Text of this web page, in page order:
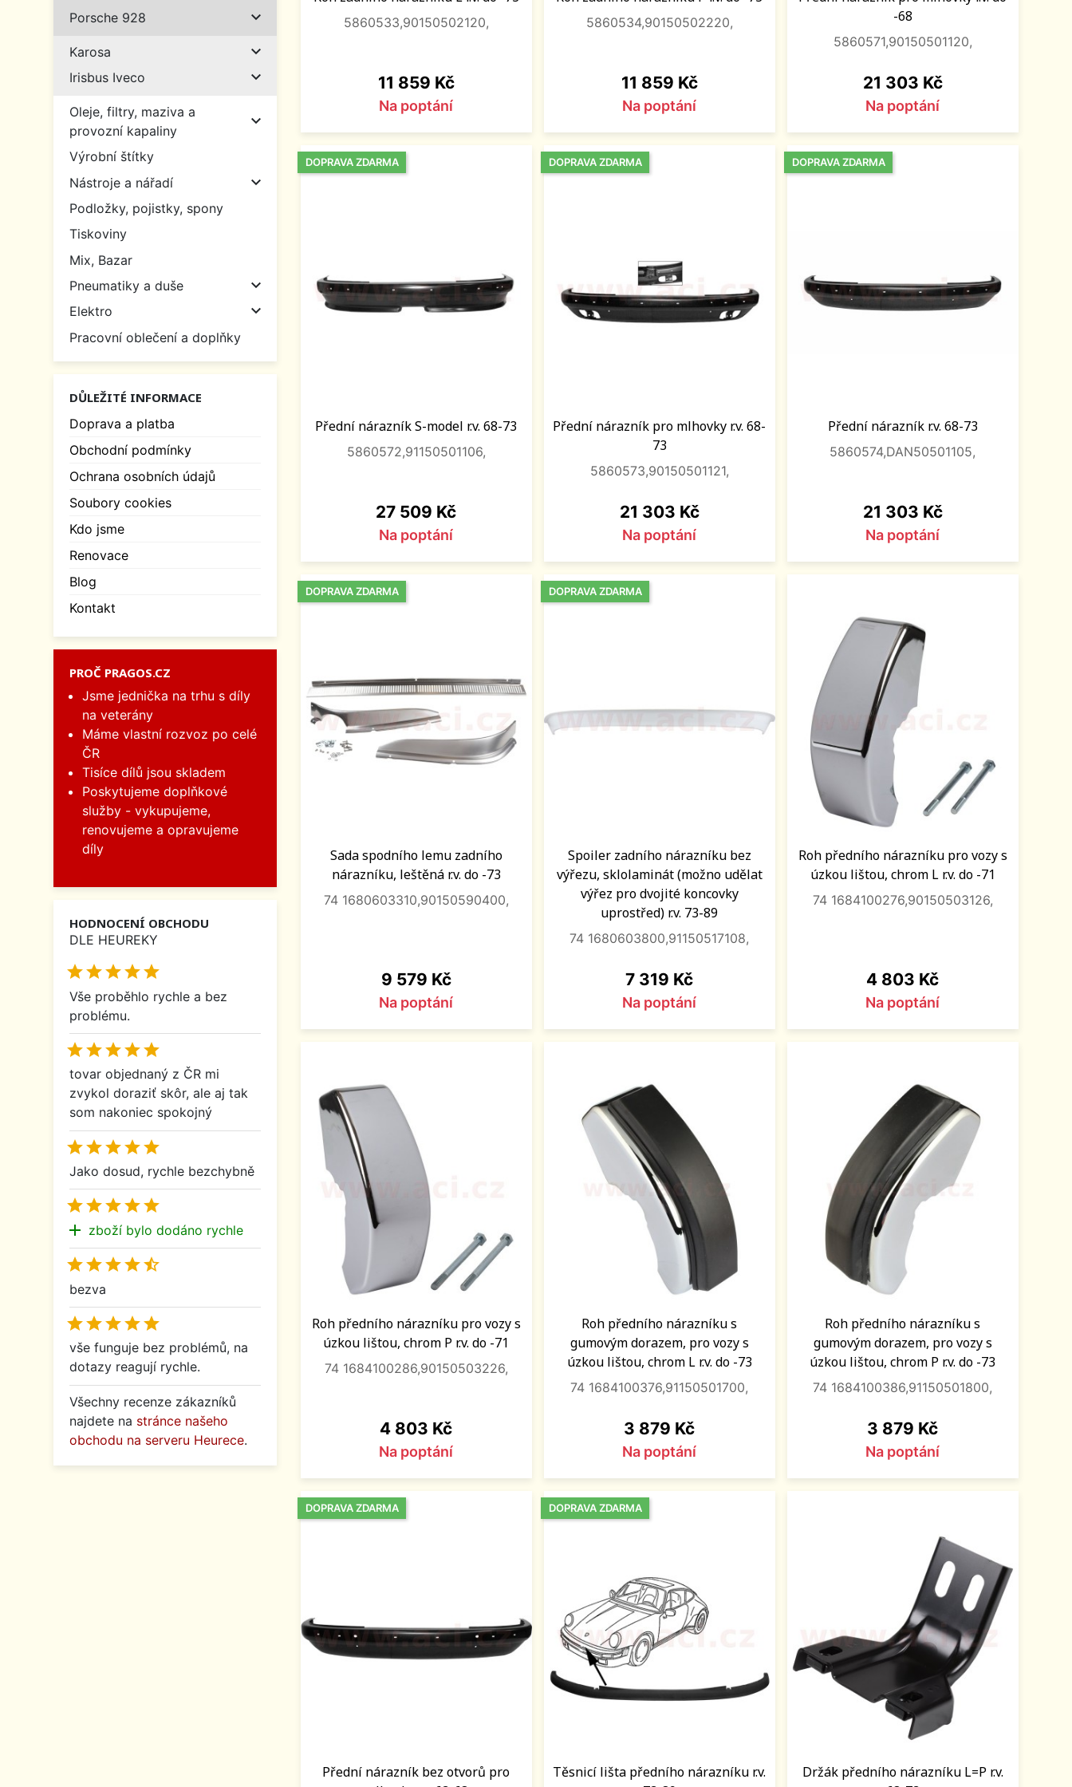
Porsche 928 
Karosa 
Irisbus Iveco 
Oleje, filtry, maziva a
provozní kapaliny

Výrobní štítky
Nástroje a nářadí

Podložky, pojistky, spony
Tiskoviny
Mix, Bazar
Pneumatiky a duše

Elektro 
Pracovní oblečení a doplňky
DŮLEŽITÉ INFORMACE
Doprava a platba
Obchodní podmínky
Ochrana osobních údajů
Soubory cookies
Kdo jsme
Renovace
Blog
Kontakt
PROČ PRAGOS.CZ
Jsme jednička na trhu s díly
na veterány
Máme vlastní rozvoz po celé
ČR
Tisíce dílů jsou skladem
Poskytujeme doplňkové
služby - vykupujeme,
renovujeme a opravujeme
díly
HODNOCENÍ OBCHODU
DLE HEUREKY

Vše proběhlo rychle a bez
problému.

tovar objednaný z ČR mi
zvykol doraziť skôr, ale aj tak
som nakoniec spokojný

Jako dosud, rychle bezchybně

add zboží bylo dodáno rychle

bezva

vše funguje bez problémů, na
dotazy reagují rychle.
Všechny recenze zákazníků
najdete na stránce našeho
obchodu na serveru Heurece.
5860533,90150502120,
Cena
11 859 Kč
Na poptání
5860534,90150502220,
Cena
11 859 Kč
Na poptání
-68
5860571,90150501120,
Cena
21 303 Kč
Na poptání
Přední nárazník S-model r.v. 68-73
5860572,91150501106,
Cena
27 509 Kč
Na poptání
DOPRAVA ZDARMA
Přední nárazník pro mlhovky r.v. 68-
73
5860573,90150501121,
Cena
21 303 Kč
Na poptání
DOPRAVA ZDARMA
Přední nárazník r.v. 68-73
5860574,DAN50501105,
Cena
21 303 Kč
Na poptání
DOPRAVA ZDARMA
Sada spodního lemu zadního
nárazníku, leštěná r.v. do -73
74 1680603310,90150590400,
Cena
9 579 Kč
Na poptání
DOPRAVA ZDARMA
Spoiler zadního nárazníku bez
výřezu, sklolaminát (možno udělat
výřez pro dvojité koncovky
uprostřed) r.v. 73-89
74 1680603800,91150517108,
Cena
7 319 Kč
Na poptání
DOPRAVA ZDARMA
Roh předního nárazníku pro vozy s
úzkou lištou, chrom L r.v. do -71
74 1684100276,90150503126,
Cena
4 803 Kč
Na poptání
Roh předního nárazníku pro vozy s
úzkou lištou, chrom P r.v. do -71
74 1684100286,90150503226,
Cena
4 803 Kč
Na poptání
Roh předního nárazníku s
gumovým dorazem, pro vozy s
úzkou lištou, chrom L r.v. do -73
74 1684100376,91150501700,
Cena
3 879 Kč
Na poptání
Roh předního nárazníku s
gumovým dorazem, pro vozy s
úzkou lištou, chrom P r.v. do -73
74 1684100386,91150501800,
Cena
3 879 Kč
Na poptání
Přední nárazník bez otvorů pro
DOPRAVA ZDARMA
Těsnicí lišta předního nárazníku r.v.
DOPRAVA ZDARMA
Držák předního nárazníku L=P r.v.